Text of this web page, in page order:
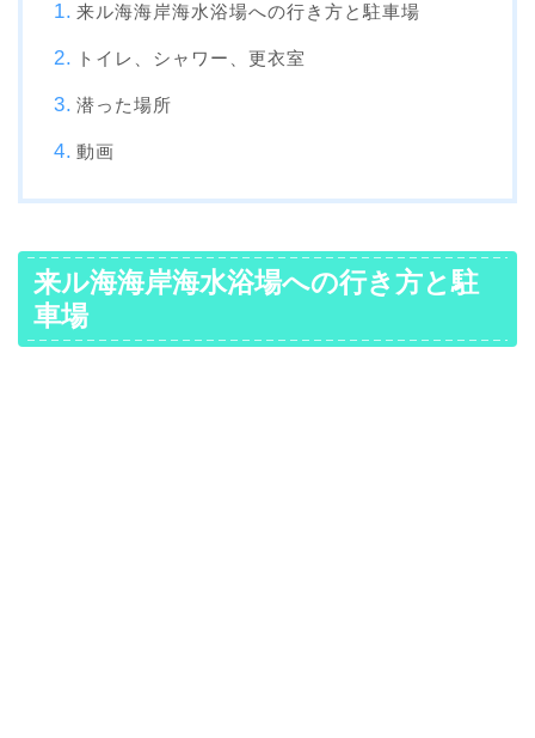
来ル海海岸海水浴場への行き方と駐車場
トイレ、シャワー、更衣室
潜った場所
動画
来ル海海岸海水浴場への行き方と駐
車場